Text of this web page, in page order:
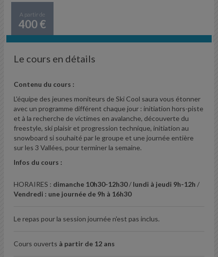
A partir de
400 €
Le cours en détails
Contenu du cours :
L'équipe des jeunes moniteurs de Ski Cool saura vous étonner
avec un programme différent chaque jour : initiation hors-piste
et à la recherche de victimes en avalanche, découverte du
freestyle, ski plaisir et progression technique, initiation au
snowboard si souhaité par le groupe et une journée entière
sur les 3 Vallées, pour terminer la semaine.
Infos du cours :
HORAIRES : dimanche 10h30-12h30/ lundi à jeudi 9h-12h /
Vendredi : une journée de 9h à 16h30
Le repas pour la session journée n'est pas inclus.
Cours ouverts à partir de 12 ans